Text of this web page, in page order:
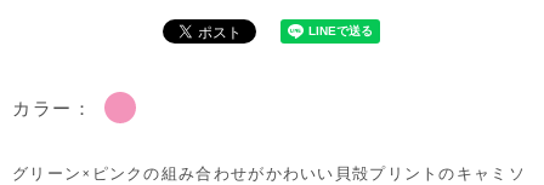
カラー：
グリーン×ピンクの組み合わせがかわいい貝殻プリントのキャミソ